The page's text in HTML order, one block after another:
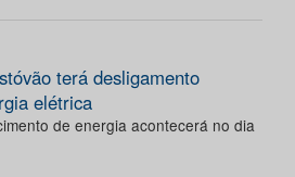
terá desligamento
elétrica
de energia acontecerá no dia